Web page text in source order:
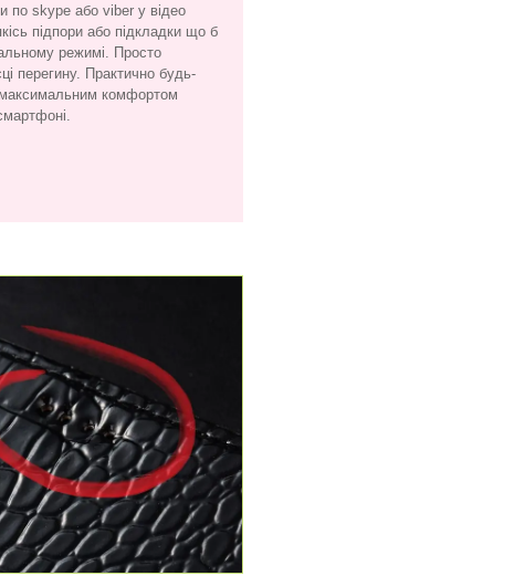
по skype або viber у відео
підпори або підкладки що б
режимі. Просто
перегину. Практично будь-
комфортом